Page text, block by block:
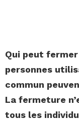
Qui peut
personnes
commun
La fermeture
tous les